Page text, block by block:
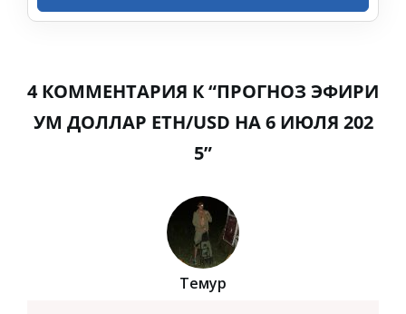
4 КОММЕНТАРИЯ К “ПРОГНОЗ ЭФИРИ
УМ ДОЛЛАР ETH/USD НА 6 ИЮЛЯ 202
5”
Темур